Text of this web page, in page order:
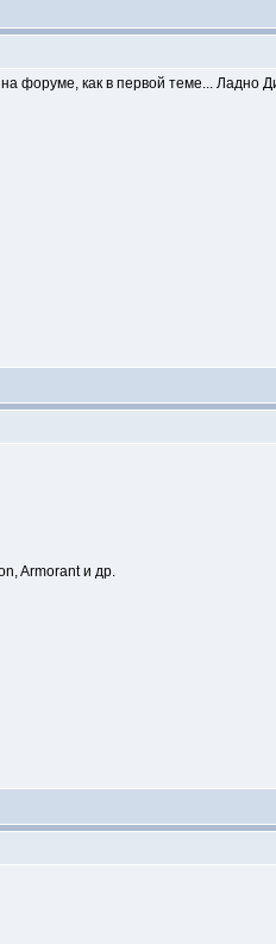
форуме, как в первой теме... Ладно
Armorant и др.